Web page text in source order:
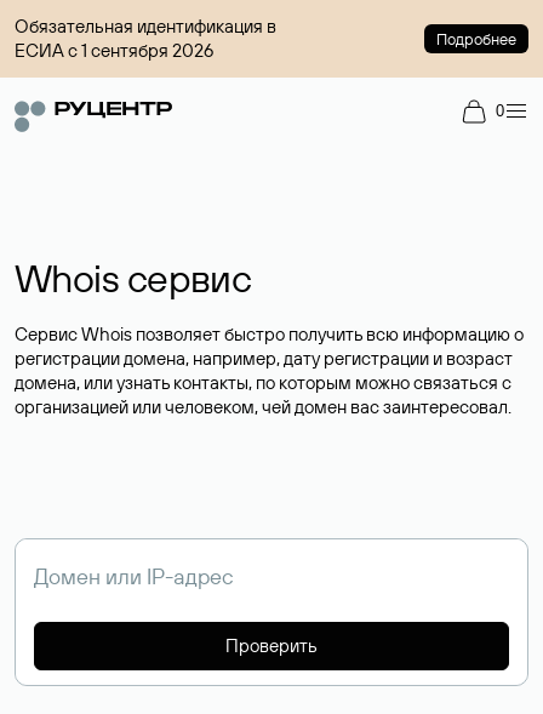
Обязательная идентификация в
ЕСИА с 1 сентября 2026
Подробнее
0
Whois сервис
Сервис Whois позволяет быстро получить всю информацию о
регистрации домена, например, дату регистрации и возраст
домена, или узнать контакты, по которым можно связаться с
организацией или человеком, чей домен вас заинтересовал.
Проверить